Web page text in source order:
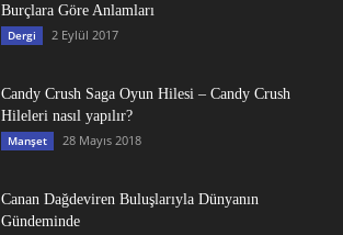
Burçlara Göre Anlamları
Dergi 2 Eylül 2017
Candy Crush Saga Oyun Hilesi – Candy Crush
Hileleri nasıl yapılır?
Manşet 28 Mayıs 2018
Canan Dağdeviren Buluşlarıyla Dünyanın
Gündeminde